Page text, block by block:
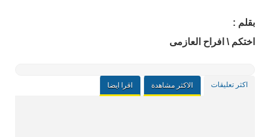
بقلم :
اختكم \ افراح العازمى
اكثر تعليقات الاكثر مشاهدة اقرا ايضا